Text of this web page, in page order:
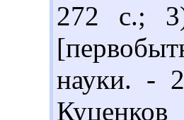
272 с.;
науки. -